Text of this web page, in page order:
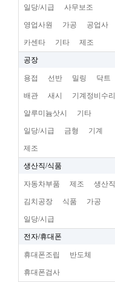
일당/시급 사무보조
영업사원 가공 공업사
카센타 기타 제조
공장
용접 선반 밀링 닥트
배관 새시 기계정비수리
알루미늄삿시 기타
일당/시급 금형 기계
제조
생산직/식품
자동차부품 제조 생산직
김치공장 식품 가공
일당/시급
전자/휴대폰
휴대폰조립 반도체
휴대폰검사